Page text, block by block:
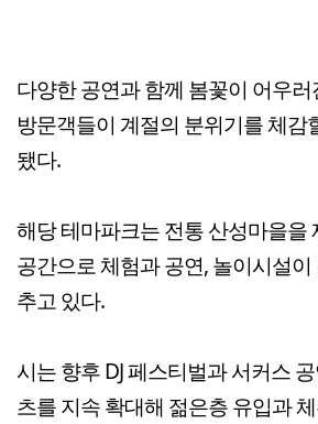
다양한 공연과 함께 봄꽃이 어우
방문객들이 계절의 분위기를 체감
됐다.
해당 테마파크는 전통 산성마을을
공간으로 체험과 공연, 놀이시설
추고 있다.
시는 향후 DJ 페스티벌과 서커스
츠를 지속 확대해 젊은층 유입과